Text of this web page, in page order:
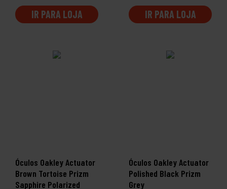
IR PARA LOJA IR PARA LOJA
Óculos Oakley Actuator
Brown Tortoise Prizm
Sapphire Polarized
Óculos Oakley Actuator
Polished Black Prizm
Grey